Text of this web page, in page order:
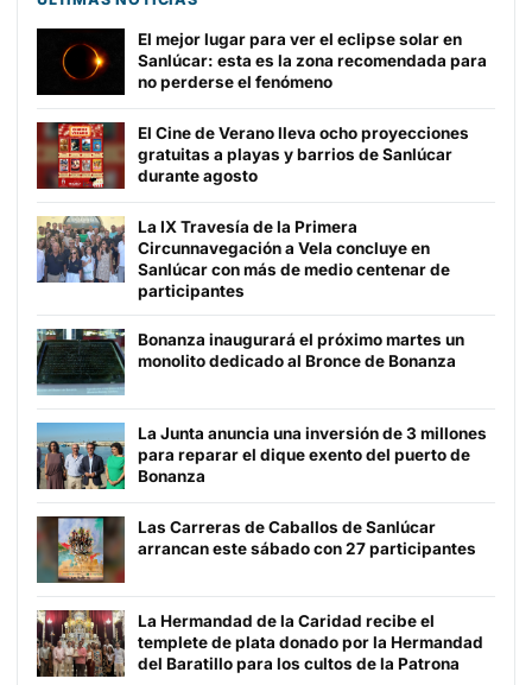
El mejor lugar para ver el eclipse solar en
Sanlúcar: esta es la zona recomendada para
no perderse el fenómeno
El Cine de Verano lleva ocho proyecciones
gratuitas a playas y barrios de Sanlúcar
durante agosto
La IX Travesía de la Primera
Circunnavegación a Vela concluye en
Sanlúcar con más de medio centenar de
participantes
Bonanza inaugurará el próximo martes un
monolito dedicado al Bronce de Bonanza
La Junta anuncia una inversión de 3 millones
para reparar el dique exento del puerto de
Bonanza
Las Carreras de Caballos de Sanlúcar
arrancan este sábado con 27 participantes
La Hermandad de la Caridad recibe el
templete de plata donado por la Hermandad
del Baratillo para los cultos de la Patrona